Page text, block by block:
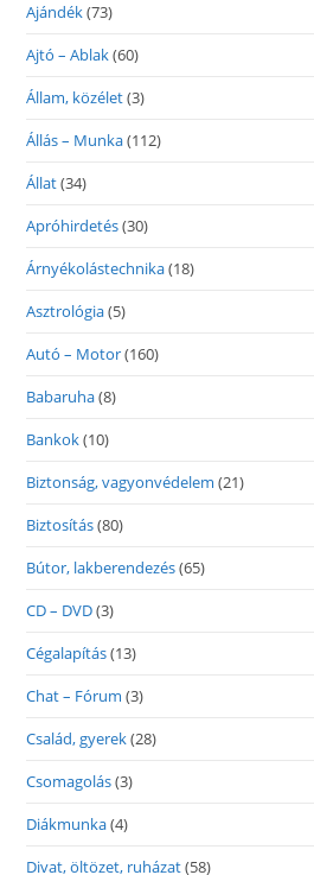
Ajándék(73)
Ajtó – Ablak(60)
Állam, közélet(3)
Állás – Munka(112)
Állat(34)
Apróhirdetés(30)
Árnyékolástechnika(18)
Asztrológia(5)
Autó – Motor(160)
Babaruha(8)
Bankok(10)
Biztonság, vagyonvédelem (21)
Biztosítás(80)
Bútor, lakberendezés(65)
CD – DVD(3)
Cégalapítás(13)
Chat – Fórum (3)
Család, gyerek(28)
Csomagolás(3)
Diákmunka(4)
Divat, öltözet, ruházat(58)